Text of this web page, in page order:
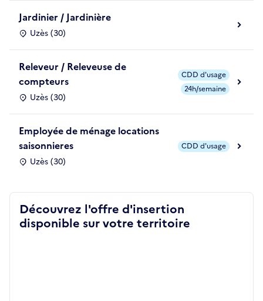
Jardinier / Jardinière
Uzès (30)
Releveur / Releveuse de
compteurs
Uzès (30)
CDD d'usage
24h/semaine
Employée de ménage locations
saisonnieres
Uzès (30)
CDD d'usage
Découvrez l'offre d'insertion
disponible sur votre territoire